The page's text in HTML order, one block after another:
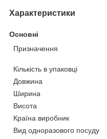
Характеристики
Основні
Призначення
Кількість в упаковці
Довжина
Ширина
Висота
Країна виробник
Вид одноразового посуду